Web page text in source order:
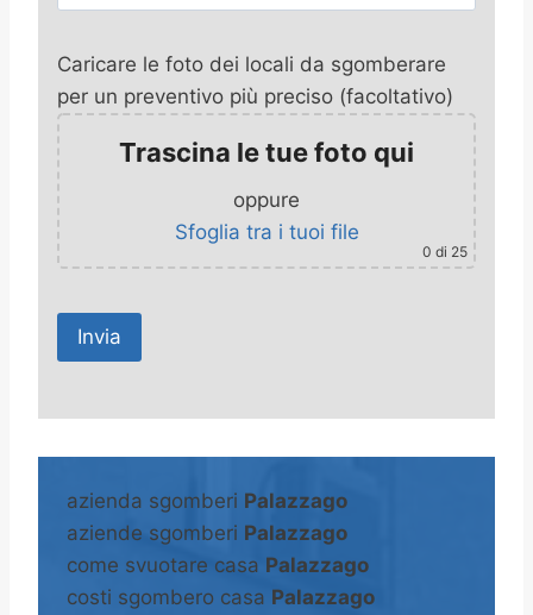
Caricare le foto dei locali da sgomberare
per un preventivo più preciso (facoltativo)
Trascina le tue foto qui
oppure
Sfoglia tra i tuoi file
0 di 25
A
e
n
a
azienda sgomberi Palazzago
aziende sgomberi Palazzago
come svuotare casa Palazzago
costi sgombero casa Palazzago